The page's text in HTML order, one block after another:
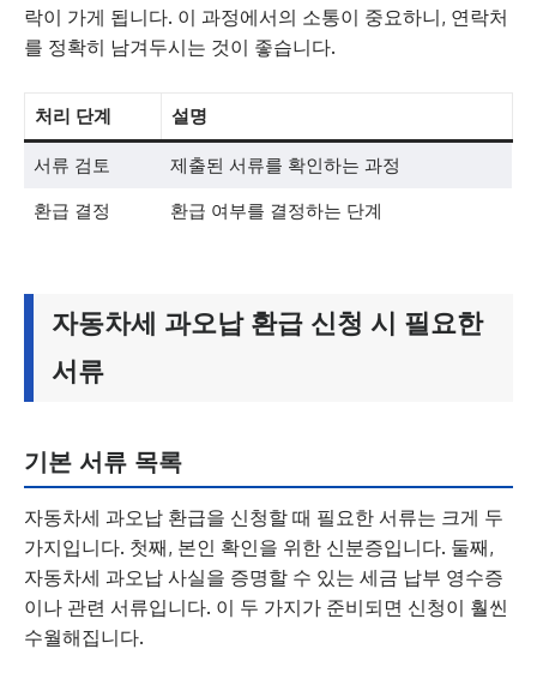
락이 가게 됩니다. 이 과정에서의 소통이 중요하니, 연락처
를 정확히 남겨두시는 것이 좋습니다.
처리 단계 설명
서류 검토 제출된 서류를 확인하는 과정
환급 결정 환급 여부를 결정하는 단계
자동차세 과오납 환급 신청 시 필요한
서류
기본 서류 목록
자동차세 과오납 환급을 신청할 때 필요한 서류는 크게 두
가지입니다. 첫째, 본인 확인을 위한 신분증입니다. 둘째,
자동차세 과오납 사실을 증명할 수 있는 세금 납부 영수증
이나 관련 서류입니다. 이 두 가지가 준비되면 신청이 훨씬
수월해집니다.